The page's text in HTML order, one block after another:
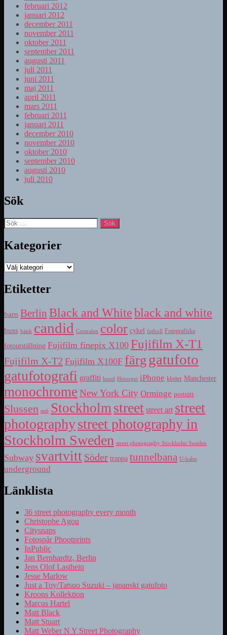
februari 2012
januari 2012
december 2011
november 2011
oktober 2011
september 2011
augusti 2011
juli 2011
juni 2011
maj 2011
april 2011
mars 2011
februari 2011
januari 2011
december 2010
november 2010
oktober 2010
september 2010
augusti 2010
juli 2010
Sök
Sök
efter:
Kategorier
Kategorier
Etiketter
barn Berlin Black and Whiteblack and white
buss bänk candid Centralen color cykel fotboll Fotografiska
fotoutställning Fujifilm finepix X100 Fujifilm X-T1
Fujifilm X-T2 Fujifilm X100F färg gatufoto
gatufotografi graffiti hund Hötorget iPhone klotter Manchester
monochrome New York City Orminge porträtt
Slussen snö Stockholm street street art street
photographystreet photography in
Stockholm Sweden street photography Stockholm Sweden
Subway svartvitt Söder trappa tunnelbana U-bahn
underground
Länklista
36 street photography every month
Christophe Agou
Citysnaps
Fotospår Phootprints
InPublic
Jan Bernhardtz, Berlin
Jens Olof Lasthein
Jesse Marlow
Just a Toy/Tatsuo Suzuki – japanskt gatufoto
Kroons Kollektion
Marcus Hartel
Matt Black
Matt Stuart
Matt Weber N Y Street Photography